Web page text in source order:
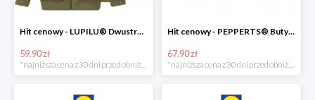
Hit cenowy - LUPILU® Dwustronna kurtka dziecięca z polarem
59.90 zł
*najniższa cena z 30 dni przed obniżką
Hit cenowy - PEPPERTS® Buty zimowe chłopięce
67.90 zł
*najniższa cena z 30 dni przed obniżką